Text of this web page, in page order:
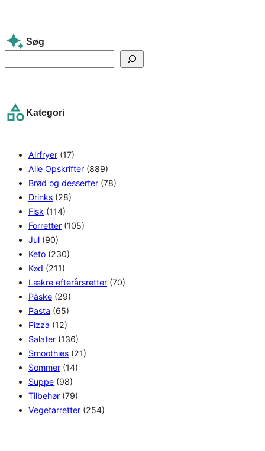
Søg
e
c
Kategori
Airfryer (17)
Alle Opskrifter (889)
Brød og desserter (78)
Drinks (28)
Fisk (114)
Forretter (105)
Jul (90)
Keto (230)
Kød (211)
Lækre efterårsretter (70)
Påske (29)
Pasta (65)
Pizza (12)
Salater (136)
Smoothies (21)
Sommer (14)
Suppe (98)
Tilbehør (79)
Vegetarretter (254)